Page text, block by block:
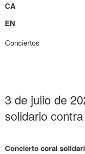
CA
EN
Conciertos
3 de julio de
solidario
Concierto coral